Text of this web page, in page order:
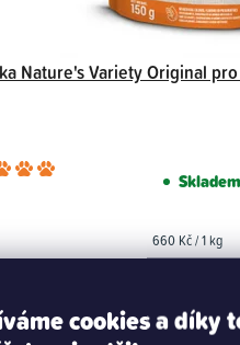
cookies a díky
Nature's Variety Original
Průměrné
je
5
Skladem
Měrná
cena:
660 Kč / 1 kg